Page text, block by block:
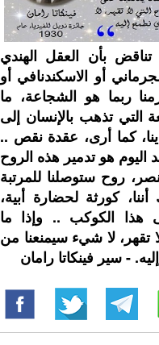
بأن العقل الهندي
أو الاسكندنافي أو
ربما هو الشجاعة، ما
التي تذهب بالإنسان إلى
كما أرى، عقدة نقص ..
اليوم هو تدمير هذه الروح
روح ستوصلنا للمرتبة
كورثة لحضارة أبية،
هذا الكوكب .. وإذا ما
تقهر، لا شيء سيمنعنا من
- سير فينكاتا رامان